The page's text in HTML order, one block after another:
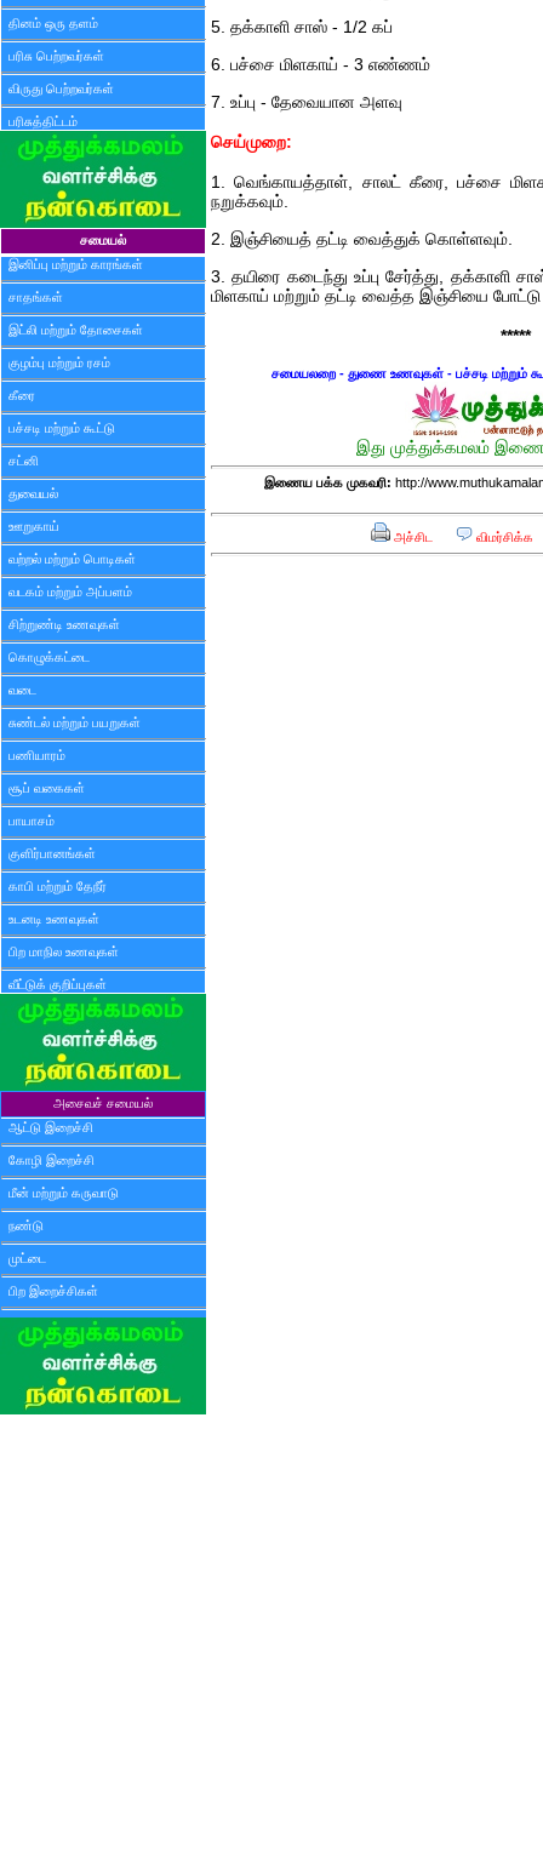
தினம் ஒரு தளம்
பரிசு பெற்றவர்கள்
விருது பெற்றவர்கள்
பரிசுத்திட்டம்
சமையல்
இனிப்பு மற்றும் காரங்கள்
சாதங்கள்
இட்லி மற்றும் தோசைகள்
குழம்பு மற்றும் ரசம்
கீரை
பச்சடி மற்றும் கூட்டு
சட்னி
துவையல்
ஊறுகாய்
வற்றல் மற்றும் பொடிகள்
வடகம் மற்றும் அப்பளம்
சிற்றுண்டி உணவுகள்
கொழுக்கட்டை
வடை
சுண்டல் மற்றும் பயறுகள்
பணியாரம்
சூப் வகைகள்
பாயாசம்
குளிர்பானங்கள்
காபி மற்றும் தேநீர்
உடனடி உணவுகள்
பிற மாநில உணவுகள்
வீட்டுக் குறிப்புகள்
அசைவச் சமையல்
ஆட்டு இறைச்சி
கோழி இறைச்சி
மீன் மற்றும் கருவாடு
நண்டு
முட்டை
பிற இறைச்சிகள்
5. தக்காளி சாஸ் - 1/2 கப்
6. பச்சை மிளகாய் - 3 எண்ணம்
7. உப்பு - தேவையான அளவு
செய்முறை:
1. வெங்காயத்தாள், சாலட் கீரை, பச்சை
நறுக்கவும்.
2. இஞ்சியைத் தட்டி வைத்துக் கொள்ளவும்.
3. தயிரை கடைந்து உப்பு சேர்த்து,
மிளகாய் மற்றும் தட்டி வைத்த இஞ்சியை
*****
சமையலறை - துணை உணவுகள் - பச்சடி மற்றும்
இது முத்துக்கமலம்
இணைய பக்க முகவரி: http://
அச்சிட விமர்சிக்க